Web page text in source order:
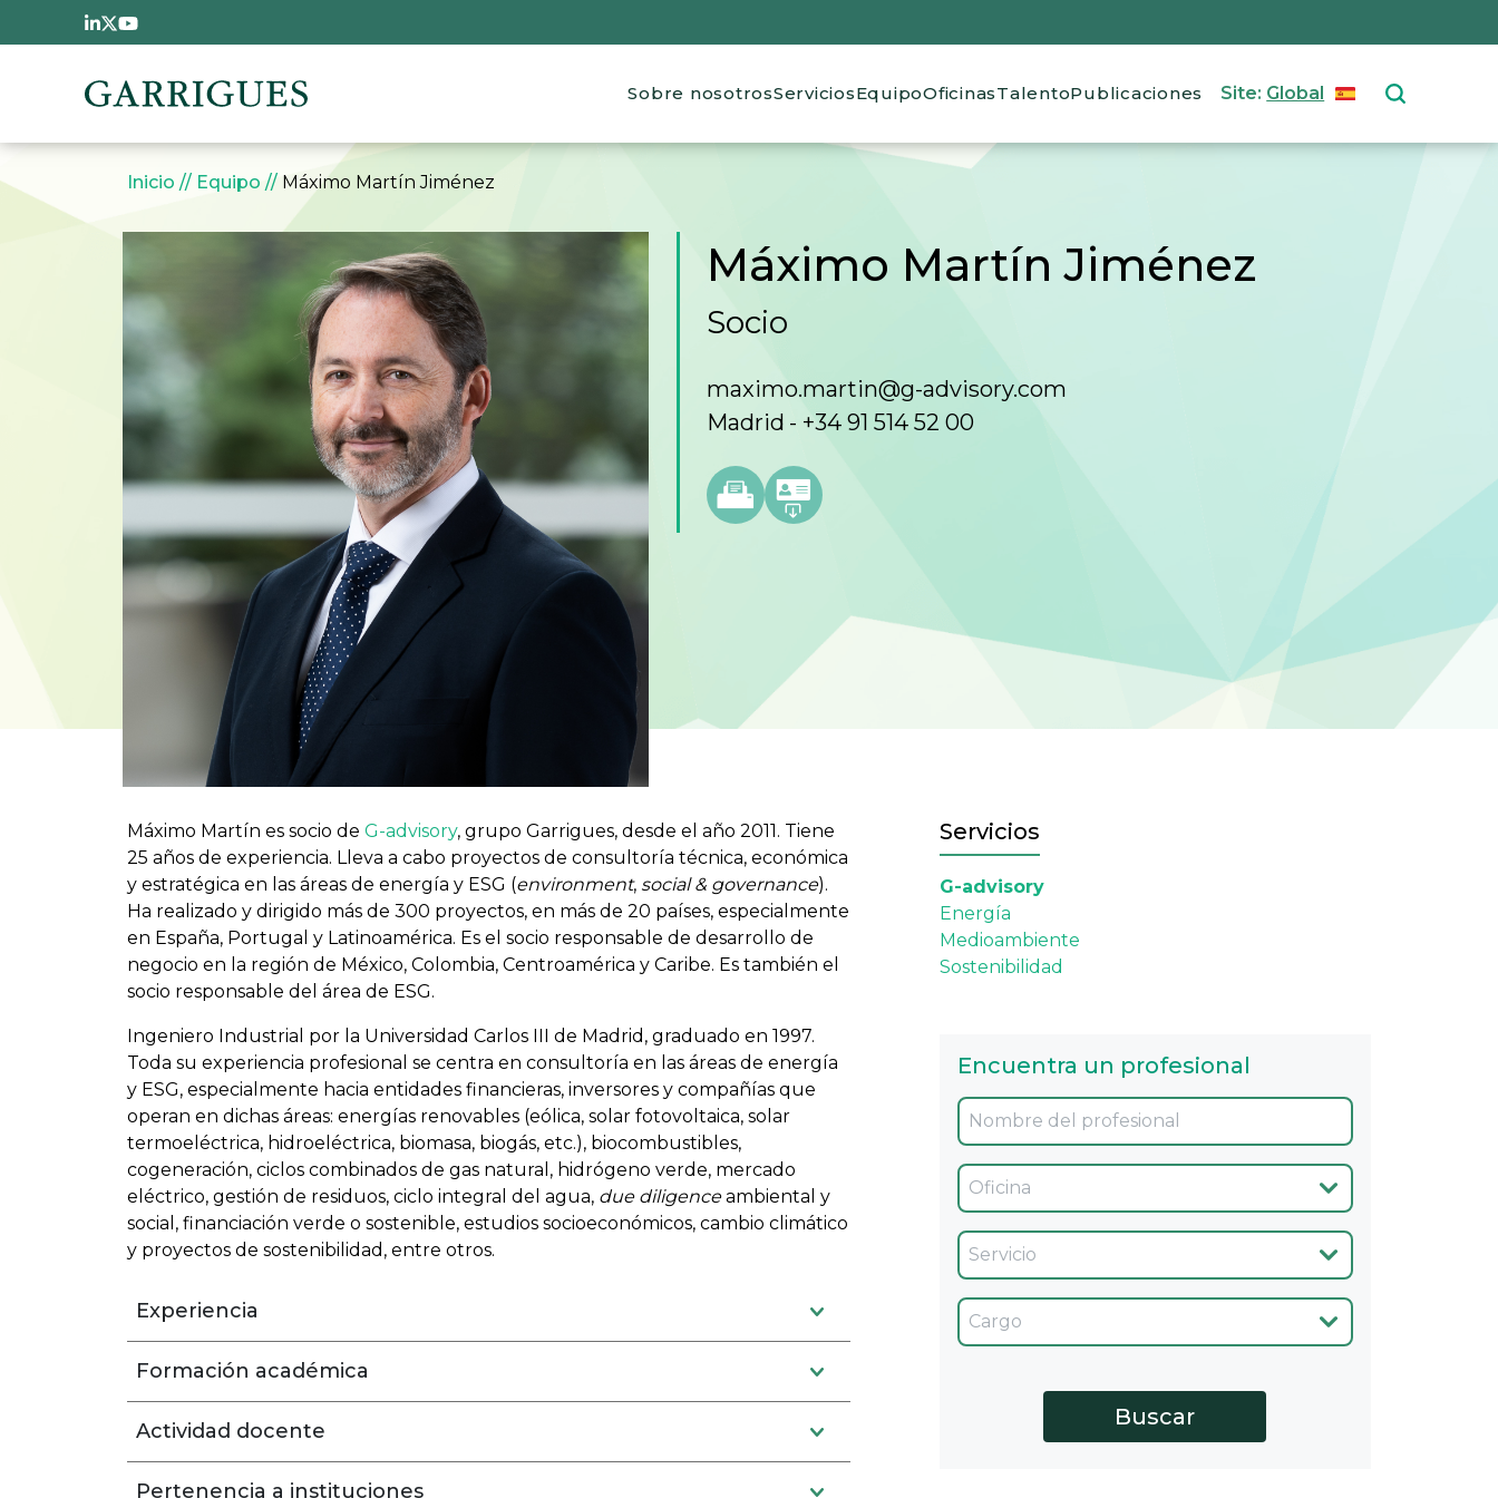
Pasar al contenido principal
Main navigation
Sobre nosotrosServiciosEquipoOficinasTalentoPublicaciones Site: GlobalSelect your
Sobrescribir enlaces de ayuda a la navegación
Inicio Equipo Máximo Martín Jiménez
Máximo Martín Jiménez
Socio
maximo.martin@g-advisory.com
Madrid
+34 91 514 52 00
Máximo Martín es socio de G-advisory, grupo Garrigues, desde el año 2011. Tiene
25 años de experiencia. Lleva a cabo proyectos de consultoría técnica, económica
y estratégica en las áreas de energía y ESG (environment, social & governance).
Ha realizado y dirigido más de 300 proyectos, en más de 20 países, especialmente
en España, Portugal y Latinoamérica. Es el socio responsable de desarrollo de
negocio en la región de México, Colombia, Centroamérica y Caribe. Es también el
socio responsable del área de ESG.
Ingeniero Industrial por la Universidad Carlos III de Madrid, graduado en 1997.
Toda su experiencia profesional se centra en consultoría en las áreas de energía
y ESG, especialmente hacia entidades financieras, inversores y compañías que
operan en dichas áreas: energías renovables (eólica, solar fotovoltaica, solar
termoeléctrica, hidroeléctrica, biomasa, biogás, etc.), biocombustibles,
cogeneración, ciclos combinados de gas natural, hidrógeno verde, mercado
eléctrico, gestión de residuos, ciclo integral del agua, due diligenceambiental y
social, financiación verde o sostenible, estudios socioeconómicos, cambio climático
y proyectos de sostenibilidad, entre otros.
Experiencia
Formación académica
Actividad docente
Pertenencia a instituciones
Servicios
G-advisory
Energía
Medioambiente
Sostenibilidad
Encuentra un profesional
Oficina
Servicio
Cargo